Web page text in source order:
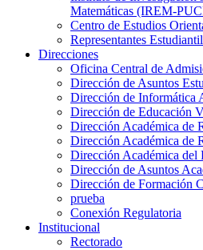
Matemáticas (IREM-
Centro de Estudios
Representantes
Direcciones
Oficina Central de
Dirección de Asuntos
Dirección de Informática
Dirección de Educación
Dirección Académica de
Dirección Académica de
Dirección Académica del
Dirección de Asuntos
Dirección de Formación
prueba
Conexión Regulatoria
Institucional
Rectorado